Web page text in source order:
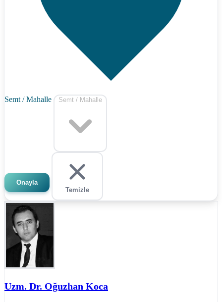
Semt / Mahalle Semt / Mahalle
Onayla
Temizle
Uzm. Dr. Oğuzhan Koca